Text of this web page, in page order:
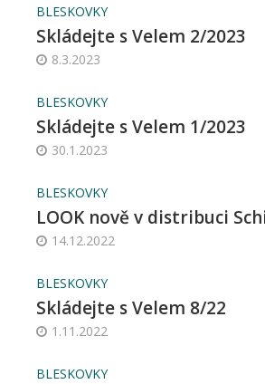
BLESKOVKY
Skládejte s Velem 2/2023
8.3.2023
BLESKOVKY
Skládejte s Velem 1/2023
30.1.2023
BLESKOVKY
LOOK nově v distribuci
14.12.2022
BLESKOVKY
Skládejte s Velem 8/22
1.11.2022
BLESKOVKY